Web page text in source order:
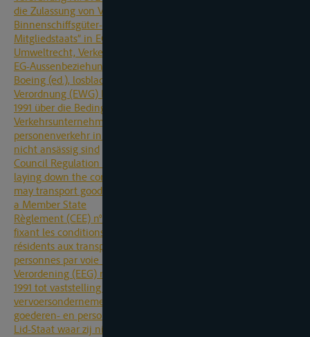
die Zulassung von Verkehrsunternehmern zum
Binnenschiffsgüter- und personenverkehr innerhalb eines
Mitgliedstaats” in EG Verkehrsrecht, Binnenmarkt, Sozialrecht,
Umweltrecht, Verkehrssicherheit, Transeuropäische Netze,
EG-Aussenbeziehungen om Verkehr, P. Münckhausen/D.
Boeing (ed.), losbladig, nr. 28
Verordnung (EWG) Nr. 3921/91 des Rates vom 16. Dezember
1991 über die Bedingungen für die Zulassung von
Verkehrsunternehmen zum Binnenschiffsgüter- und -
personenverkehr innerhalb eines Mitgliedstaats, in dem sie
nicht ansässig sind
Council Regulation (EEC) No 3921/91 of 16 December 1991
laying down the conditions under which non-resident carriers
may transport goods or passengers by inland waterway within
a Member State
Règlement (CEE) n° 3921/91 du Conseil, du 16 décembre 1991,
fixant les conditions de l'admission de transporteurs non
résidents aux transports nationaux de marchandises ou de
personnes par voie navigable dans un État membre
Verordening (EEG) nr. 3921/91 van de Raad van 16 december
1991 tot vaststelling van de voorwaarden waaronder
vervoersondernemers worden toegelaten tot binnenlands
goederen- en personenvervoer over de binnenwateren in een
Lid-Staat waar zij niet gevestigd zijn